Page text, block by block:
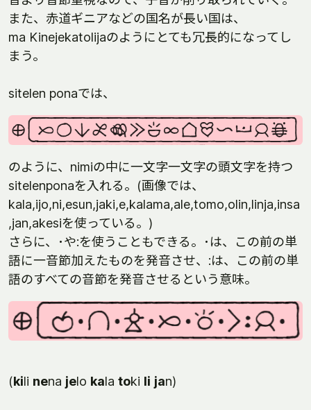
また、赤道ギニアなどの国名が長い国は、
ma Kinejekatolijaのようにとても冗長的になってし
まう。
sitelen ponaでは、
のように、nimiの中に一文字一文字の頭文字を持つ
sitelenponaを入れる。(画像では、
kala,ijo,ni,esun,jaki,e,kalama,ale,tomo,olin,linja,insa
,jan,akesiを使っている。)
さらに、･や:を使うこともできる。･は、この前の単
語に一音節加えたものを発音させ、:は、この前の単
語のすべての音節を発音させるという意味。
(kili nena jelo kala toki li jan)